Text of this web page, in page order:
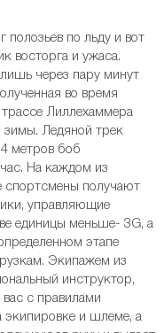
полозьев по льду и вот
восторга и ужаса.
через пару минут
во время
Лиллехаммера
зимы. Ледяной трек
метров боб
На каждом из
спортсмены получают
управляющие
единицы меньше- 3G, а
этапе
Экипажем из
инструктор,
с правилами
экипировке и шлеме, а